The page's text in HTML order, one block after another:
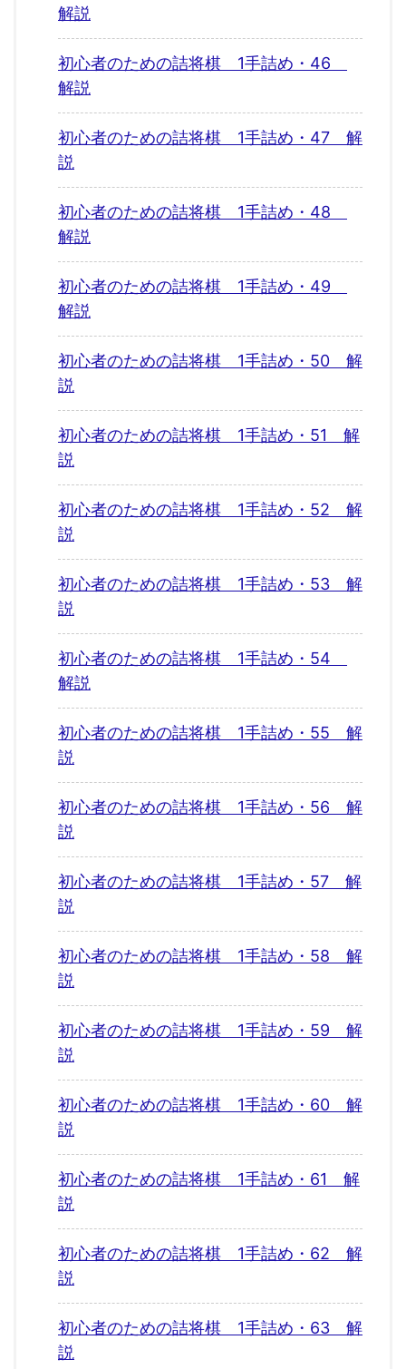
解説
初心者のための詰将棋 1手詰め・46
解説
初心者のための詰将棋 1手詰め・47 解
説
初心者のための詰将棋 1手詰め・48
解説
初心者のための詰将棋 1手詰め・49
解説
初心者のための詰将棋 1手詰め・50 解
説
初心者のための詰将棋 1手詰め・51 解
説
初心者のための詰将棋 1手詰め・52 解
説
初心者のための詰将棋 1手詰め・53 解
説
初心者のための詰将棋 1手詰め・54
解説
初心者のための詰将棋 1手詰め・55 解
説
初心者のための詰将棋 1手詰め・56 解
説
初心者のための詰将棋 1手詰め・57 解
説
初心者のための詰将棋 1手詰め・58 解
説
初心者のための詰将棋 1手詰め・59 解
説
初心者のための詰将棋 1手詰め・60 解
説
初心者のための詰将棋 1手詰め・61 解
説
初心者のための詰将棋 1手詰め・62 解
説
初心者のための詰将棋 1手詰め・63 解
説